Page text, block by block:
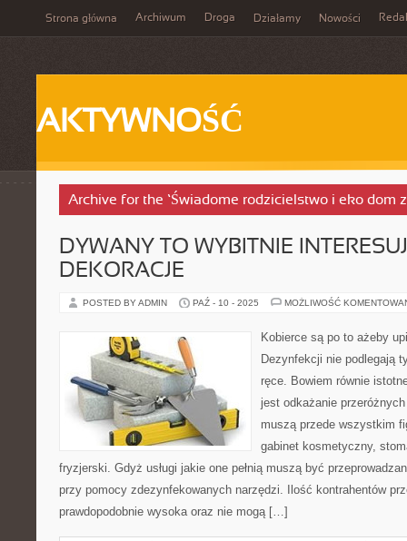
Strona główna Archiwum Droga Działamy Nowości
AKTYWNOŚĆ
Archive for the ‘Świadome rodzicielstwo i eko dom
DYWANY TO WYBITNIE
DEKORACJE
POSTED BY ADMIN PAŹ - 10 - 2025 MOŻLIWOŚĆ
Kobierce są po to ażeby
Dezynfekcji nie podlegają
ręce. Bowiem równie
jest odkażanie
muszą przede wszystkim
gabinet kosmetyczny,
fryzjerski. Gdyż usługi jakie one pełnią muszą być
przy pomocy zdezynfekowanych narzędzi. Ilość kontrahentów
prawdopodobnie wysoka oraz nie mogą […]